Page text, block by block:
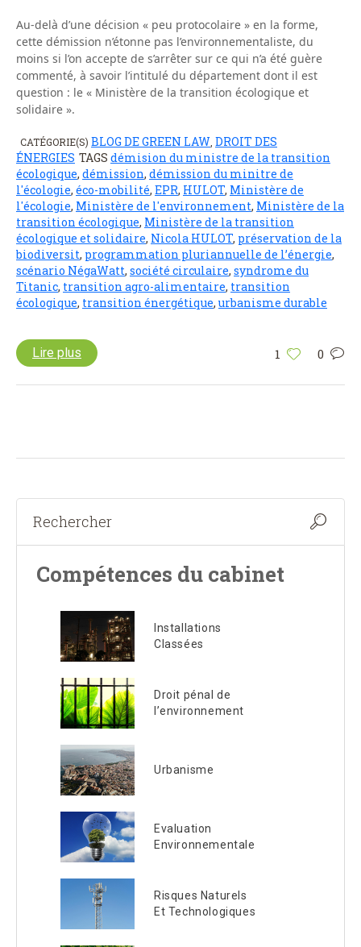
Au-delà d’une décision « peu protocolaire » en la forme,
cette démission n’étonne pas l’environnementaliste, du
moins si l’on accepte de s’arrêter sur ce qui n’a été guère
commenté, à savoir l’intitulé du département dont il est
question : le « Ministère de la transition écologique et
solidaire ».
CATÉGORIE(S) BLOG DE GREEN LAW DROIT DES
ÉNERGIES TAGS démision du ministre de la transition
écologique, démission, démission du minitre de
l'écologie, éco-mobilité, EPR, HULOT, Ministère de
l'écologie, Ministère de l'environnement, Ministère de la
transition écologique, Ministère de la transition
écologique et solidaire, Nicola HULOT, préservation de la
biodiversit, programmation pluriannuelle de l’énergie,
scénario NégaWatt, société circulaire, syndrome du
Titanic, transition agro-alimentaire, transition
écologique, transition énergétique,urbanisme durable
1 0
Lire plus
Compétences du cabinet
Installations
Classées
Droit pénal de
l’environnement
Urbanisme
Evaluation
Environnementale
Risques Naturels
Et Technologiques